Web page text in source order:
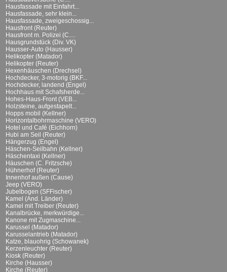
Hausfassade mit Einfahrt...
Hausfassade, sehr klein...
Hausfassade, zweigeschossig...
Hausfront (Reuter)
Hausfront m. Polizei (C....
Hausgrundstück (Div. VK)
Hausser-Auto (Hausser)
Helikopter (Matador)
Helikopter (Reuter)
Hexenhäuschen (Drechsel)
Hochdecker, 3-motorig (BKF...
Hochdecker, landend (Engel)
Hochhaus mit Schafsherde...
Hohes-Haus-Front (VEB...
Holzsteine, aufgestapelt...
Hopps mobil (Kellner)
Horizontalbohrmaschine (VERO)
Hotel und Café (Eichhorn)
Hubi am Seil (Reuter)
Hängerzug (Engel)
Häschen-Seilbahn (Kellner)
Häschentaxi (Kellner)
Häuschen (C. Fritzsche)
Hühnerhof (Reuter)
Innenhof außen (Cause)
Jeep (VERO)
Jubelbogen (SFFischer)
Kamel (And. Länder)
Kamel mit Treiber (Reuter)
Kanalbrücke, merkwürdige...
Kanone mit Zugmaschine...
Karussel (Matador)
Karusselantrieb (Matador)
Katze, blauohrig (Schowanek)
Kerzenleuchter (Reuter)
Kiosk (Reuter)
Kirche (Hausser)
Kirche (Reuter)